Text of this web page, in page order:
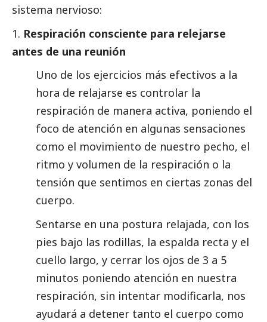
sistema nervioso:
Respiración consciente para relejarse
antes de una reunión
Uno de los ejercicios más efectivos a la
hora de relajarse es controlar la
respiración de manera activa, poniendo el
foco de atención en algunas sensaciones
como el movimiento de nuestro pecho, el
ritmo y volumen de la respiración o la
tensión que sentimos en ciertas zonas del
cuerpo.
Sentarse en una postura relajada, con los
pies bajo las rodillas, la espalda recta y el
cuello largo, y cerrar los ojos de 3 a 5
minutos poniendo atención en nuestra
respiración, sin intentar modificarla, nos
ayudará a detener tanto el cuerpo como